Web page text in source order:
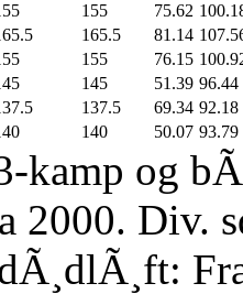
155 75.62
165.5 81.14
155 76.15
145 51.39 96.44
137.5 69.34 92.18
140 50.07 93.79
kamp og
2000. Div.